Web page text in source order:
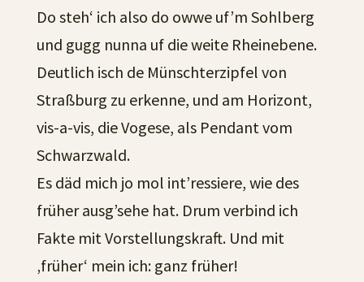
Do steh‘ ich also do owwe uf’m Sohlberg
und gugg nunna uf die weite Rheinebene.
Deutlich isch de Münschterzipfel von
Straßburg zu erkenne, und am Horizont,
vis-a-vis, die Vogese, als Pendant vom
Schwarzwald.
Es däd mich jo mol int’ressiere, wie des
früher ausg’sehe hat. Drum verbind ich
Fakte mit Vorstellungskraft. Und mit
‚früher‘ mein ich: ganz früher!